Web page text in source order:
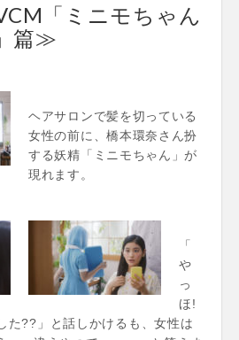
「ミニモちゃん
篇≫
ヘアサロンで髪を切っている
女性の前に、橋本環奈さん扮
する妖精「ミニモちゃん」が
現れます。
「
や
っ
ほ!
た??」と話しかけるも、女性は